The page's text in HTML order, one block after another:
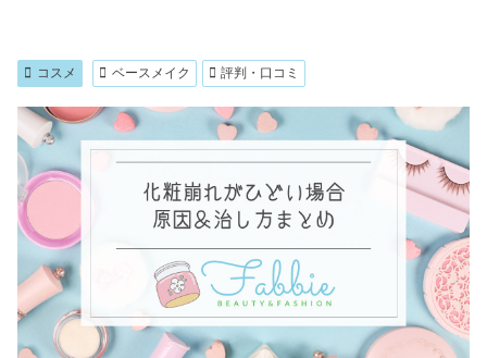
コスメ ベースメイク 評判・口コミ